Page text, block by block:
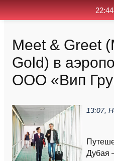
Meet & Greet
Gold) в
ООО «Вип
13:07,
Дубая